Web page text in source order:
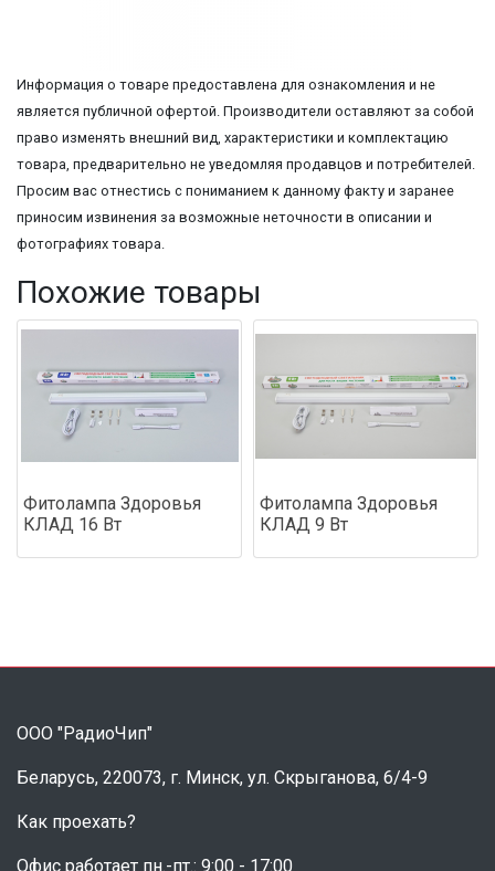
Информация о товаре предоставлена для ознакомления и не
является публичной офертой. Производители оставляют за собой
право изменять внешний вид, характеристики и комплектацию
товара, предварительно не уведомляя продавцов и потребителей.
Просим вас отнестись с пониманием к данному факту и заранее
приносим извинения за возможные неточности в описании и
фотографиях товара.
Похожие товары
Фитолампа Здоровья
КЛАД 16 Вт
Фитолампа Здоровья
КЛАД 9 Вт
ООО "РадиоЧип"
Беларусь, 220073, г. Минск, ул. Скрыганова, 6/4-9
Как проехать?
Офис работает пн.-пт.: 9:00 - 17:00